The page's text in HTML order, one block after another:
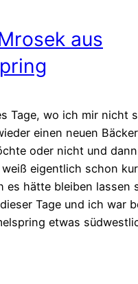
aus
Tage, wo ich mir nicht
einen neuen Bäcker
oder nicht und
eigentlich schon
es hätte bleiben lassen
Tage und ich war
etwas